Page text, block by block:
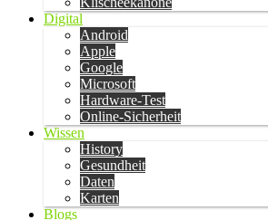
Digital
Android
Apple
Google
Microsoft
Hardware-Test
Online-Sicherheit
Wissen
History
Gesundheit
Daten
Karten
Blogs